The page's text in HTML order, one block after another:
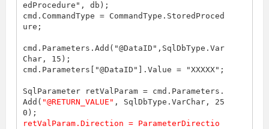
edProcedure" , db);
cmd.CommandType = CommandType.StoredProced
ure;
cmd.Parameters.Add( "@DataID" ,SqlDbType.Var
Char, 15);
cmd.Parameters[
"@DataID" ].Value = "XXXXX" ;
SqlParameter retValParam = cmd.Parameters.
Add( "@RETURN_VALUE" , SqlDbType.VarChar, 25
retValParam.Direction = ParameterDirectio